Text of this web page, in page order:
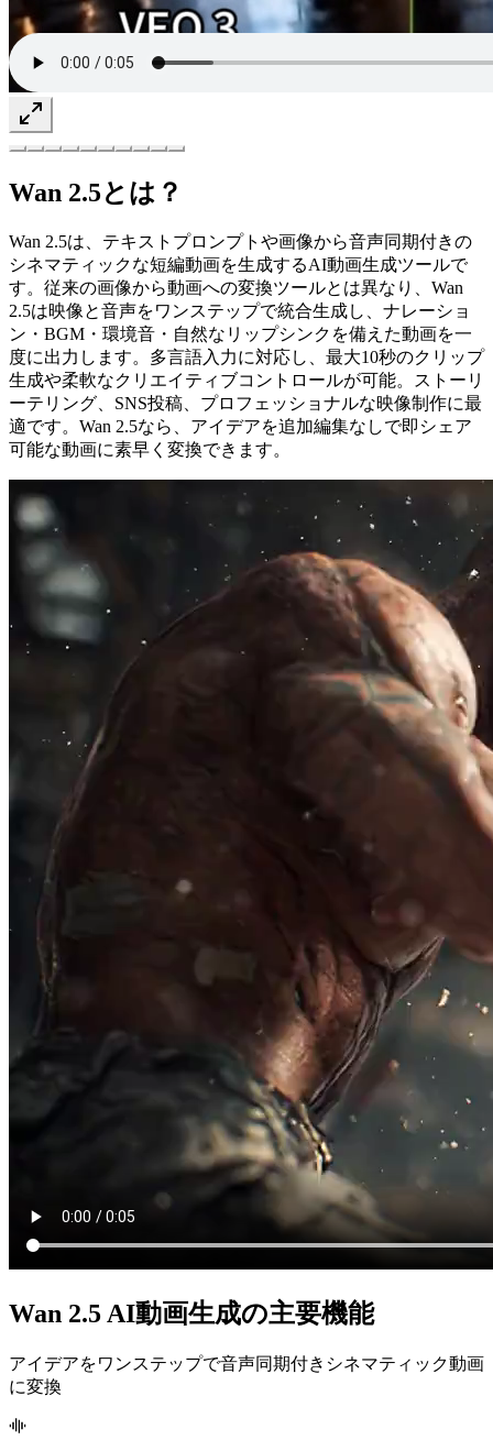
Wan 2.5とは？
Wan 2.5は、テキストプロンプトや画像から音声同期付きの
シネマティックな短編動画を生成するAI動画生成ツールで
す。従来の画像から動画への変換ツールとは異なり、Wan
2.5は映像と音声をワンステップで統合生成し、ナレーショ
ン・BGM・環境音・自然なリップシンクを備えた動画を一
度に出力します。多言語入力に対応し、最大10秒のクリップ
生成や柔軟なクリエイティブコントロールが可能。ストーリ
ーテリング、SNS投稿、プロフェッショナルな映像制作に最
適です。Wan 2.5なら、アイデアを追加編集なしで即シェア
可能な動画に素早く変換できます。
Wan 2.5 AI動画生成の主要機能
アイデアをワンステップで音声同期付きシネマティック動画
に変換